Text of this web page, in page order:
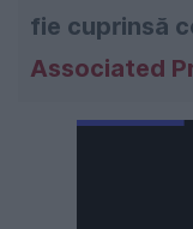
fie cuprinsă
Associated